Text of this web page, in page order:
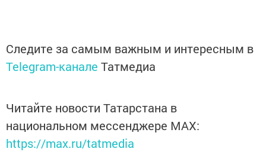
Следите за самым важным и интересным в
Telegram-канале Татмедиа
Читайте новости Татарстана в
национальном мессенджере MАХ:
https://max.ru/tatmedia